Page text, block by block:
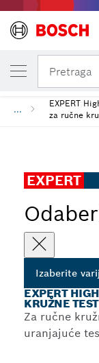
Pretraga
...
EXPERT
za ručne
EXPERT
Izaberite
EXPERT
KRUŽNE
Za ručne
uranjajuće
IZABRANA VARIJANTA
EXPERT